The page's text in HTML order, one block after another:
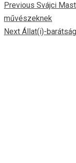
Continue
Reading
Previous Svájci
művészeknek
Next Állat(i)-